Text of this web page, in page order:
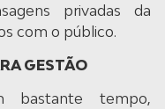
privadas da
com o público.
GESTÃO
bastante tempo,